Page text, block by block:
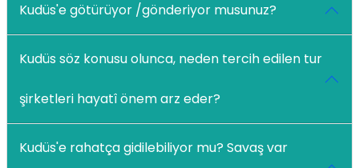
Kudüs'e götürüyor /gönderiyor musunuz?
Kudüs söz konusu olunca, neden tercih edilen tur
şirketleri hayatî önem arz eder?
Kudüs'e rahatça gidilebiliyor mu? Savaş var